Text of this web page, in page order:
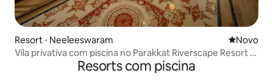
Resort ⋅ Neeleeswaram Novo
Novo
Vila privativa com piscina no Parakkat Riverscape Resort -
Resorts com piscina